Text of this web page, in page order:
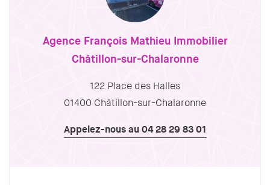
Agence François Mathieu Immobilier
Châtillon-sur-Chalaronne
122 Place des Halles
01400 Châtillon-sur-Chalaronne
Appelez-nous au 04 28 29 83 01